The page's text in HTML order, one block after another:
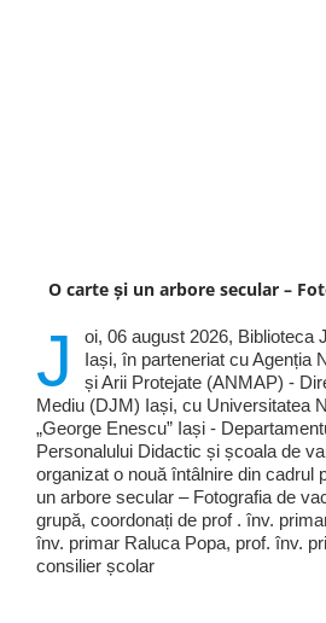
O carte și un arbore secular –
J
oi, 06 august 2026, Biblioteca
Iași, în parteneriat cu Agenția
și Arii Protejate (ANMAP) -
Mediu (DJM) Iași, cu Universitatea
„George Enescu” Iași -
Personalului Didactic și școala de
organizat o nouă întâlnire din cadrul
un arbore secular – Fotografia de
grupă, coordonați de prof . înv.
înv. primar Raluca Popa, prof. înv.
consilier școlar